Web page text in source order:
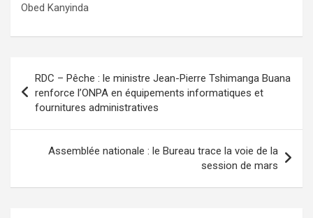
Obed Kanyinda
de
l’article
RDC – Pêche : le ministre Jean-Pierre Tshimanga Buana
renforce l’ONPA en équipements informatiques et
fournitures administratives
Assemblée nationale : le Bureau trace la voie de la
session de mars